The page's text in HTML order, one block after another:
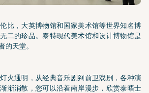
比，大英博物馆和国家美术馆等世界知名博
二的珍品。泰特现代美术馆和设计博物馆是
的天堂。
火通明，从经典音乐剧到前卫戏剧，各种演
渐消散，您可以沿着南岸漫步，欣赏泰晤士